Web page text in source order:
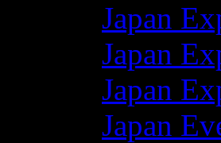
Japan
Japan
Japan
Japan